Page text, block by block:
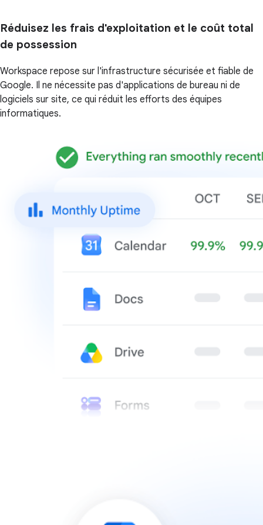
Réduisez les frais d'exploitation et le coût total
de possession
Workspace repose sur l'infrastructure sécurisée et fiable de
Google. Il ne nécessite pas d'applications de bureau ni de
logiciels sur site, ce qui réduit les efforts des équipes
informatiques.